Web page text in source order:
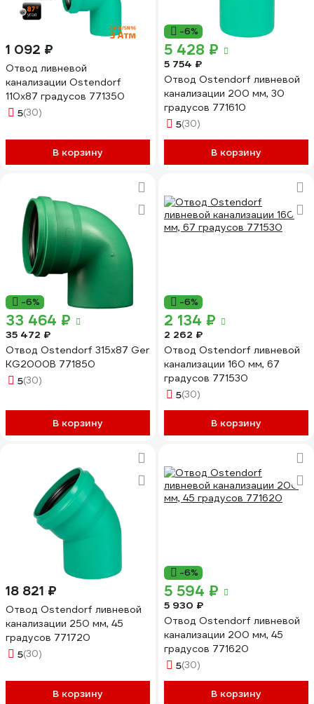
1 092 ₽
Отвод ливневой
канализации Ostendorf
110х87 градусов 771350
5(30)
В корзину
-6%
5 428 ₽
5 754 ₽
Отвод Ostendorf ливневой
канализации 200 мм, 30
градусов 771610
5(30)
В корзину
-6%
33 464 ₽
35 472 ₽
Отвод Ostendorf 315x87 Ger
KG2000B 771850
5(30)
В корзину
-6%
2 134 ₽
2 262 ₽
Отвод Ostendorf ливневой
канализации 160 мм, 67
градусов 771530
5(30)
В корзину
18 821 ₽
Отвод Ostendorf ливневой
канализации 250 мм, 45
градусов 771720
5(30)
В корзину
-6%
5 594 ₽
5 930 ₽
Отвод Ostendorf ливневой
канализации 200 мм, 45
градусов 771620
5(30)
В корзину